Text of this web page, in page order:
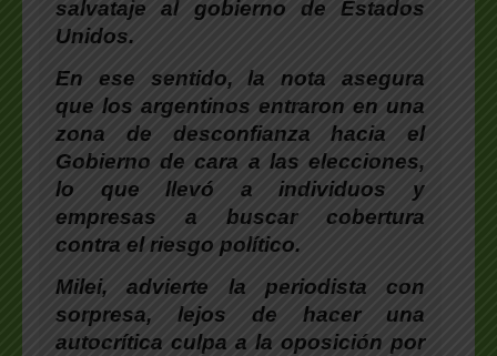
salvataje al gobierno de Estados
Unidos.
En ese sentido,la nota asegura
que los argentinos entraron en una
zona de desconfianza hacia el
Gobierno de cara a las elecciones,
lo que llevó a individuos y
empresas a buscar cobertura
contra el riesgo político.
Milei, advierte la periodista con
sorpresa, lejos de hacer una
autocrítica culpa a la oposición por